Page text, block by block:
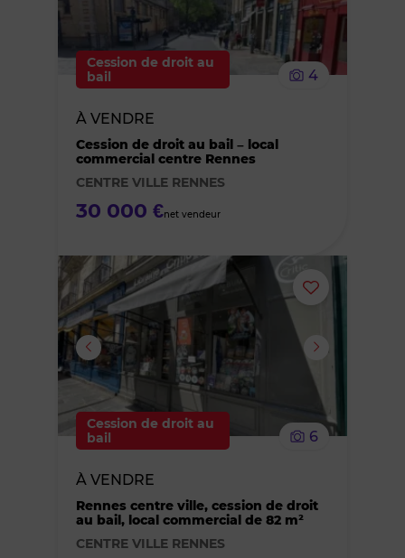
supprimer
le
Cession de droit au
bail
4
À VENDRE
Cession de droit au bail – local
commercial centre Rennes
CENTRE VILLE RENNES
30 000 €net vendeur
Ajouter
le
Cession de droit au
bail
6
À VENDRE
Rennes centre ville, cession de droit
au bail, local commercial de 82 m²
CENTRE VILLE RENNES